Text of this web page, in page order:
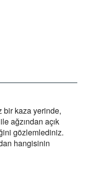
bir kaza yerinde,
ağzından açık
gözlemlediniz.
hangisinin